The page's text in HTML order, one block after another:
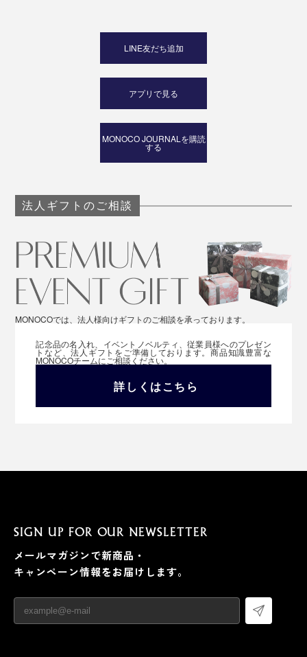
LINE友だち追加
アプリで見る
MONOCO JOURNALを購読
する
法人ギフトのご相談
MONOCOでは、法人様向けギフトのご相談を承っております。
記念品の名入れ、イベントノベルティ、従業員様へのプレゼン
トなど、法人ギフトをご準備しております。商品知識豊富な
MONOCOチームにご相談ください。
詳しくはこちら
SIGN UP FOR OUR NEWSLETTER
メールマガジンで新商品・
キャンペーン情報をお届けします。